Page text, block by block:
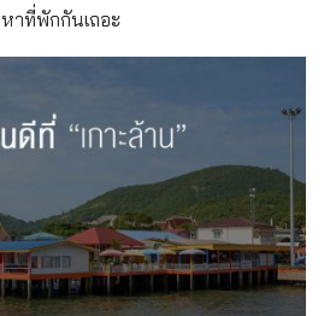
หาที่พักกันเถอะ